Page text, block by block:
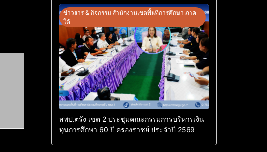
ข่าวสาร & กิจกรรม สำนักงานเขตพื้นที่การศึกษา ภาค
ใต้
สพป.ตรัง เขต 2 ประชุมคณะกรรมการบริหารเงิน
ทุนการศึกษา 60 ปี ครองราชย์ ประจำปี 2569